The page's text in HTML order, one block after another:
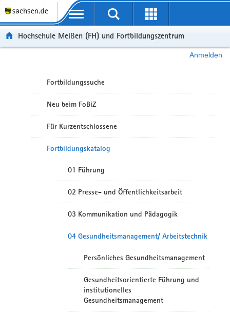
Portalübergreifende Navigation
Hochschule Meißen (FH) und Fortbildungszentrum
Anmelden
Fortbildungssuche
Neu beim FoBiZ
Für Kurzentschlossene
Fortbildungskatalog
01 Führung
02 Presse- und Öffentlichkeitsarbeit
03 Kommunikation und Pädagogik
04 Gesundheitsmanagement/ Arbeitstechnik
Persönliches Gesundheitsmanagement
Gesundheitsorientierte Führung und
institutionelles
Gesundheitsmanagement